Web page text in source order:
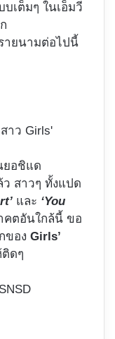
เต็มๆ ในเอ็มวี
ายนามต่อไปนี้
ยอชิแด
ว สาวๆ ทั้งแปด
และ ‘You
คตอันใกล้นี้ ขอ
ของ Girls’
ดๆ
SNSD